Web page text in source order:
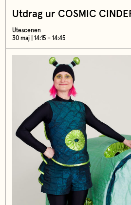
Utdrag ur COSMIC
Utescenen
30 maj | 14:15 – 14:45